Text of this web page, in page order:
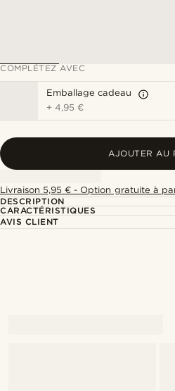
COMPLÉTEZ AVEC
Emballage cadeau
+4,95 €
AJOUTER AU
Livraison 5,95 € - Option gratuite à
DESCRIPTION
CARACTÉRISTIQUES
AVIS CLIENT